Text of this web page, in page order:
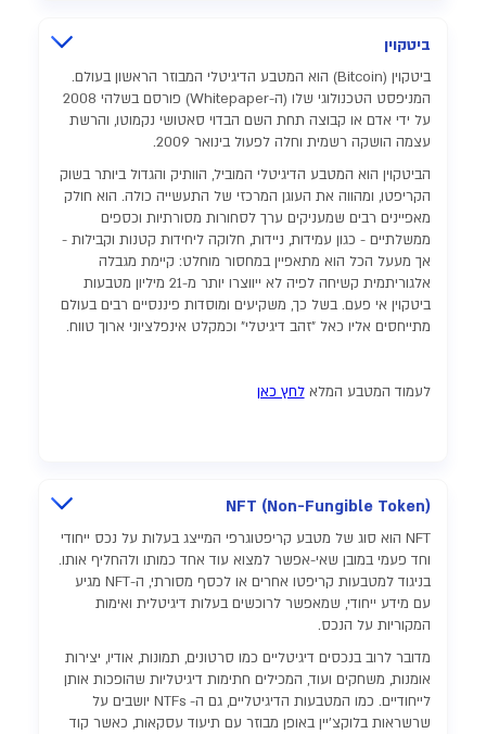
ביטקוין
ביטקוין (Bitcoin) הוא המטבע הדיגיטלי המבוזר הראשון בעולם.
המניפסט הטכנולוגי שלו (ה-Whitepaper) פורסם בשלהי 2008
על ידי אדם או קבוצה תחת השם הבדוי סאטושי נקמוטו, והרשת
עצמה הושקה רשמית וחלה לפעול בינואר 2009.
הביטקוין הוא המטבע הדיגיטלי המוביל, הוותיק והגדול ביותר בשוק
הקריפטו, ומהווה את העוגן המרכזי של התעשייה כולה. הוא חולק
מאפיינים רבים שמעניקים ערך לסחורות מסורתיות וכספים
ממשלתיים - כגון עמידות, ניידות, חלוקה ליחידות קטנות וקבילות -
אך מעעל הכל הוא מתאפיין במחסור מוחלט: קיימת מגבלה
אלגוריתמית קשיחה לפיה לא ייווצרו יותר מ-21 מיליון מטבעות
ביטקוין אי פעם. בשל כך, משקיעים ומוסדות פיננסיים רבים בעולם
מתייחסים אליו כאל "זהב דיגיטלי" וכמקלט אינפלציוני ארוך טווח.
לעמוד המטבע המלאלחץ כאן
NFT (Non-Fungible Token)
NFT הוא סוג של מטבע קריפטוגרפי המייצג בעלות על נכס ייחודי
וחד פעמי במובן שאי-אפשר למצוא עוד אחד כמותו ולהחליף אותו.
בניגוד למטבעות קריפטו אחרים או לכסף מסורתי, ה-NFT מגיע
עם מידע ייחודי, שמאפשר לרוכשים בעלות דיגיטלית ואימות
המקוריות על הנכס.
מדובר לרוב בנכסים דיגיטליים כמו סרטונים, תמונות, אודיו, יצירות
אומנות, משחקים ועוד, המכילים חתימות דיגיטליות שהופכות אותן
לייחודיים. כמו המטבעות הדיגיטליים, גם ה- NTFs יושבים על
שרשראות בלוקצ'יין באופן מבוזר עם תיעוד עסקאות, כאשר קוד